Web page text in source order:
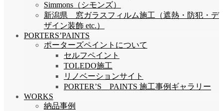
Simmons（シモンズ）
新潟県 窓ガラスフィルム施工（遮熱・防犯・デ
ザイン装飾 etc.）
PORTERS’PAINTS
ポーターズペイントについて
セルフペイント
TOLEDO施工
リノベーションサイト
PORTER’S PAINTS 施工事例ギャラリー
WORKS
納品事例